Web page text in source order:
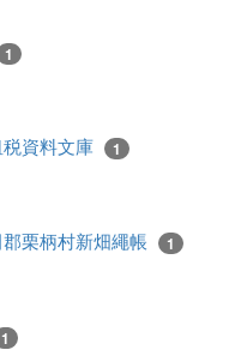
1
資料文庫 1
栗柄村新畑繩帳 1
1